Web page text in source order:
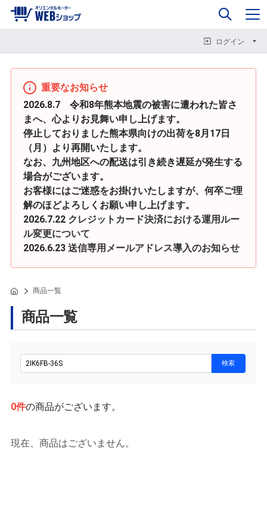
企業情報
ログイン
カート 0
重要なお知らせ
2026.8.7 令和8年熊本地震の被害に遭われた皆さ
まへ、心よりお見舞い申し上げます。
停止しておりました熊本県向けの出荷を8月17日
（月）より再開いたします。
なお、九州地区への配送は引き続き遅延が発生する
場合がございます。
お客様にはご迷惑をお掛けいたしますが、何卒ご理
解のほどよろしくお願い申し上げます。
2026.7.22 クレジットカード決済における運用ルー
ル変更について
2026.6.23 送信専用メールアドレス導入のお知らせ
商品一覧
商品一覧
0件の商品がございます。
現在、商品はございません。